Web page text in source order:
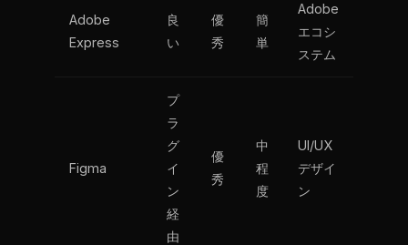
Adobe
Express
良
い
優
秀
簡
単
Adobe
エコシ
ステム
Figma
プ
ラ
グ
イ
ン
経
由
優
秀
中
程
度
UI/UX
デザイ
ン